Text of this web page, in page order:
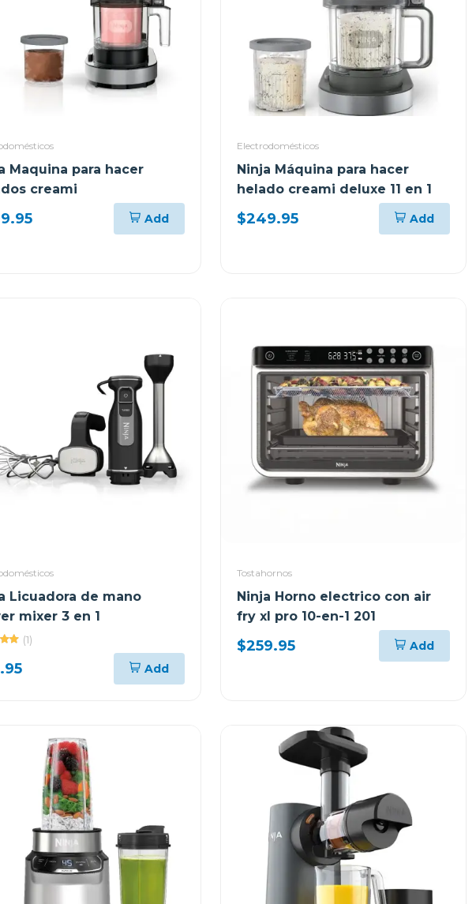
Maquina para hacer
creami
Add
Electrodomésticos
Ninja Máquina para hacer
helado creami deluxe 11 en 1
$249.95 Add
Licuadora de mano
mixer 3 en 1
(1)
Add
Tostahornos
Ninja Horno electrico con air
fry xl pro 10-en-1 201
$259.95 Add